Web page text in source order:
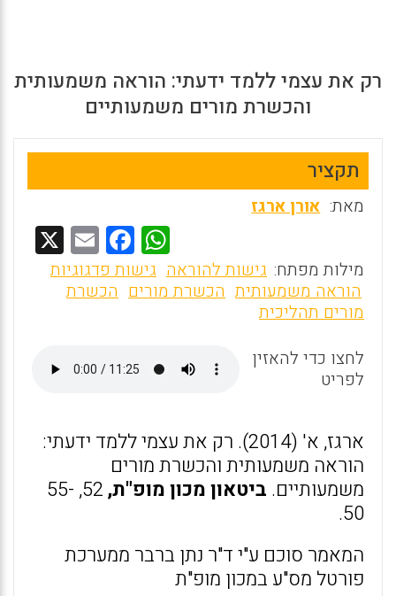
רק את עצמי ללמד ידעתי: הוראה משמעותית
והכשרת מורים משמעותיים
תקציר
מאת: אורן ארגז
W
h
at
A
p
F
a
ce
o
o
E
m
ai
מילות מפתח: גישות להוראה גישות פדגוגיות
הוראה משמעותית הכשרת מורים הכשרת
מורים תהליכית
לחצו כדי להאזין
לפריט
ארגז, א' (2014). רק את עצמי ללמד ידעתי:
הוראה משמעותית והכשרת מורים
משמעותיים. ביטאון מכון מופ"ת,
52, 55-
50.
המאמר סוכם ע"י ד"ר נתן ברבר ממערכת
פורטל מס"ע במכון מופ"ת